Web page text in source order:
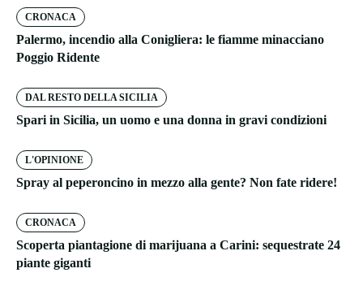
CRONACA
Palermo, incendio alla Conigliera: le fiamme minacciano
Poggio Ridente
DAL RESTO DELLA SICILIA
Spari in Sicilia, un uomo e una donna in gravi condizioni
L'OPINIONE
Spray al peperoncino in mezzo alla gente? Non fate ridere!
CRONACA
Scoperta piantagione di marijuana a Carini: sequestrate 24
piante giganti